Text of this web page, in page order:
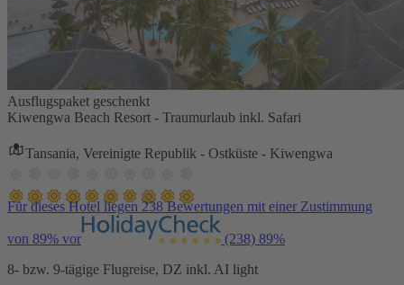
Ausflugspaket geschenkt
Kiwengwa Beach Resort - Traumurlaub inkl. Safari
Tansania, Vereinigte Republik - Ostküste - Kiwengwa
Für dieses Hotel liegen 238 Bewertungen mit einer Zustimmung
von 89% vor (238) 89%
8- bzw. 9-tägige Flugreise, DZ inkl. AI light